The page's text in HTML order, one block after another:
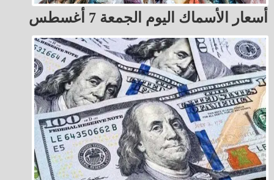
أسعار الأسماك اليوم الجمعة 7 أغسطس